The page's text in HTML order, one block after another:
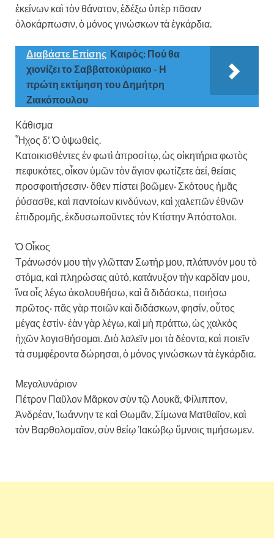
ἐκείνων καὶ τὸν θάνατον, ἐδέξω ὑπὲρ πᾶσαν
ὁλοκάρπωσιν, ὁ μόνος γινώσκων τὰ ἐγκάρδια.
Διαβάστε Επίσης Καιρός: Πού θα
χιονίζει το Σαββατοκύριακο - Η
πρώτη εκτίμηση του Δημήτρη
Ζιακόπουλου
Κάθισμα
Ἦχος δ’. Ὁ ὑψωθεὶς.
Κατοικισθέντες ἐν φωτὶ ἀπροσίτῳ, ὡς οἰκητήρια φωτὸς
πεφυκότες, οἶκον ὑμῶν τὸν ἅγιον φωτίζετε ἀεί, θείαις
προσφοιτήσεσιν· ὅθεν πίστει βοῶμεν· Σκότους ἡμᾶς
ῥύσασθε, καὶ παντοίων κινδύνων, καὶ χαλεπῶν ἐθνῶν
ἐπιδρομῆς, ἐκδυσωποῦντες τὸν Κτίστην Ἀπόστολοι.
Ὁ Οἶκος
Τράνωσόν μου τὴν γλῶτταν Σωτήρ μου, πλάτυνόν μου τὸ
στόμα, καὶ πληρώσας αὐτό, κατάνυξον τὴν καρδίαν μου,
ἵνα οἷς λέγω ἀκολουθήσω, καὶ ἃ διδάσκω, ποιήσω
πρῶτος· πᾶς γὰρ ποιῶν καὶ διδάσκων, φησίν, οὗτος
μέγας ἐστίν· ἐὰν γὰρ λέγω, καὶ μὴ πράττω, ὡς χαλκὸς
ἠχῶν λογισθήσομαι. Διὸ λαλεῖν μοι τὰ δέοντα, καὶ ποιεῖν
τὰ συμφέροντα δώρησαι, ὁ μόνος γινώσκων τὰ ἐγκάρδια.
Μεγαλυνάριον
Πέτρον Παῦλον Μᾶρκον σὺν τῷ Λουκᾶ, Φίλιππον,
Ἀνδρέαν, Ἰωάννην τε καὶ Θωμᾶν, Σίμωνα Ματθαῖον, καὶ
τὸν Βαρθολομαῖον, σὺν θείῳ Ἰακώβῳ ὕμνοις τιμήσωμεν.